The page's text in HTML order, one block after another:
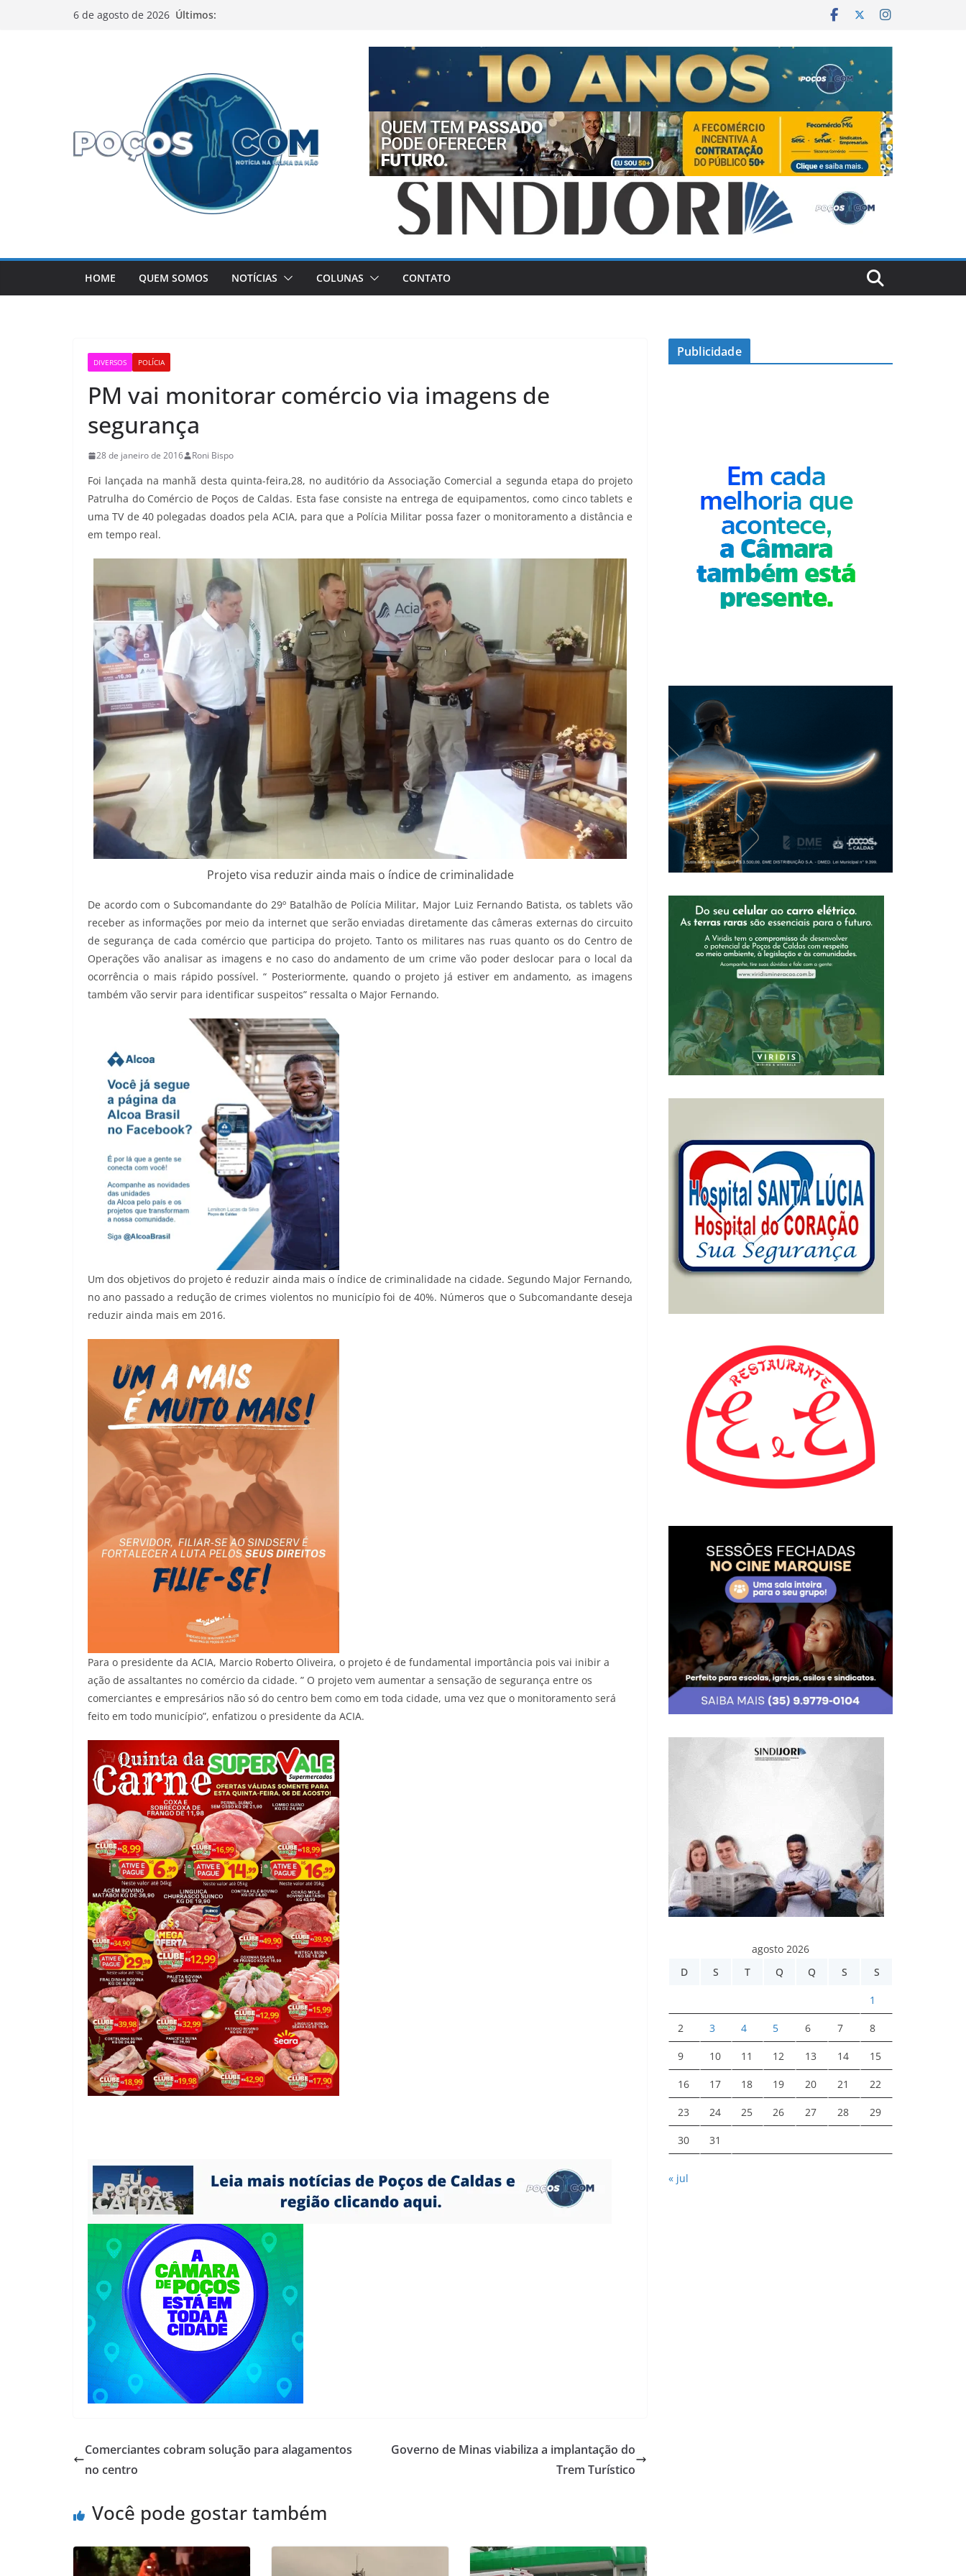
6 de agosto de 2026 Últimos:
HOME QUEM SOMOS NOTÍCIAS COLUNAS CONTATO
DIVERSOS POLÍCIA
PM vai monitorar comércio via imagens de
segurança
28 de janeiro de 2016 Roni Bispo
Foi lançada na manhã desta quinta-feira,28, no auditório da Associação Comercial a segunda etapa do projeto
Patrulha do Comércio de Poços de Caldas. Esta fase consiste na entrega de equipamentos, como cinco tablets e
uma TV de 40 polegadas doados pela ACIA, para que a Polícia Militar possa fazer o monitoramento a distância e
em tempo real.
Projeto visa reduzir ainda mais o índice de criminalidade
De acordo com o Subcomandante do 29º Batalhão de Polícia Militar, Major Luiz Fernando Batista, os tablets vão
receber as informações por meio da internet que serão enviadas diretamente das câmeras externas do circuito
de segurança de cada comércio que participa do projeto. Tanto os militares nas ruas quanto os do Centro de
Operações vão analisar as imagens e no caso do andamento de um crime vão poder deslocar para o local da
ocorrência o mais rápido possível. “ Posteriormente, quando o projeto já estiver em andamento, as imagens
também vão servir para identificar suspeitos” ressalta o Major Fernando.
Um dos objetivos do projeto é reduzir ainda mais o índice de criminalidade na cidade. Segundo Major Fernando,
no ano passado a redução de crimes violentos no município foi de 40%. Números que o Subcomandante deseja
reduzir ainda mais em 2016.
Para o presidente da ACIA, Marcio Roberto Oliveira, o projeto é de fundamental importância pois vai inibir a
ação de assaltantes no comércio da cidade. ” O projeto vem aumentar a sensação de segurança entre os
comerciantes e empresários não só do centro bem como em toda cidade, uma vez que o monitoramento será
feito em todo município”, enfatizou o presidente da ACIA.
Comerciantes cobram solução para alagamentos
no centro
Governo de Minas viabiliza a implantação do
Trem Turístico
Você pode gostar também
Publicidade
agosto 2026
D
S T Q Q S S
1
2 3 4 5 6 7 8
9 10 11 12 13 14 15
16 17 18 19 20 21 22
23 24 25 26 27 28 29
30 31
« jul